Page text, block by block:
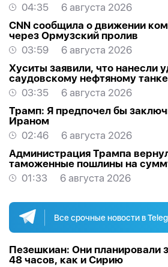
04:35
6 августа 2026
CNN сообщила о движении
через Ормузский пролив
03:59
6 августа 2026
Хуситы заявили, что нанесли
саудовскому нефтяному
03:35
6 августа 2026
Трамп: Я предпочел бы
Ираном
02:46
6 августа 2026
Администрация Трампа
таможенные пошлины на
долларов
01:33 6 августа 2026
Все срочные новости в
Пезешкиан: Они планировали
48 часов, как и Сирию